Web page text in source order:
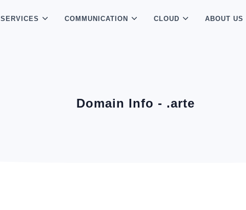
SERVICES COMMUNICATION CLOUD ABOUT US
Domain Info - .arte